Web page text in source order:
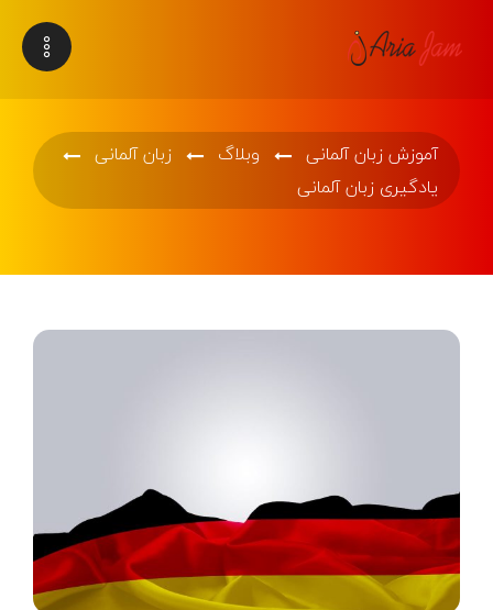
آموزش زبان آلمانی وبلاگ
زبان آلمانی
یادگیری زبان آلمانی